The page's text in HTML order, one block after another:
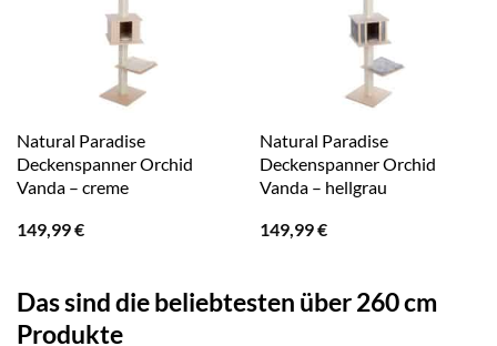
Natural Paradise
Deckenspanner Orchid
Vanda – creme
149,99€
Natural Paradise
Deckenspanner Orchid
Vanda – hellgrau
149,99€
Das sind die beliebtesten über 260 cm
Produkte